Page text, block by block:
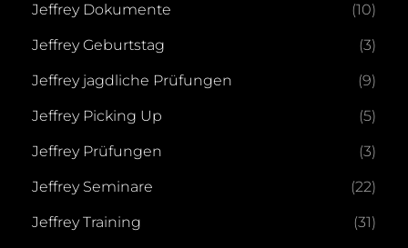
Jeffrey Dokumente (10)
Jeffrey Geburtstag (3)
Jeffrey jagdliche Prüfungen (9)
Jeffrey Picking Up (5)
Jeffrey Prüfungen (3)
Jeffrey Seminare (22)
Jeffrey Training (31)